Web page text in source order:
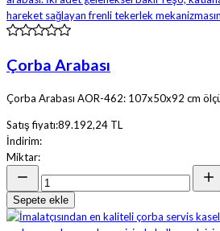
Çorba Arabası
Çorba Arabası AOR-462: 107x50x92 cm
Satış fiyatı:89.192,24 TL
İndirim:
Miktar:
Sepete ekle